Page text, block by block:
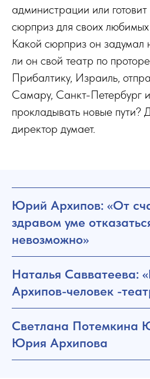
администрации или
сюрприз для своих
Какой сюрприз он задумал
ли он свой театр по
Прибалтику, Израиль,
Самару, Санкт-Петеpбуpг
прокладывать новые пути?
директор думает.
Юрий Архипов: «От
здравом уме
невозможно»
Наталья Савватеева:
Архипов-человек -
Светлана Потемкина
Юрия Архипова